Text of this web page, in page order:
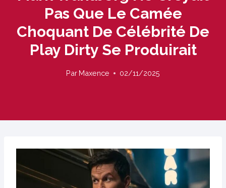
Pas Que Le Camée
Choquant De Célébrité De
Play Dirty Se Produirait
Par Maxence 02/11/2025